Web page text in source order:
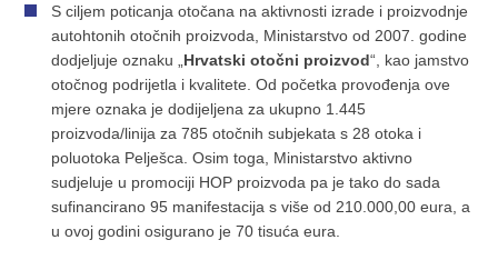
S ciljem poticanja otočana na aktivnosti izrade i proizvodnje
autohtonih otočnih proizvoda, Ministarstvo od 2007. godine
dodjeljuje oznaku „Hrvatski otočni proizvod“, kao jamstvo
otočnog podrijetla i kvalitete. Od početka provođenja ove
mjere oznaka je dodijeljena za ukupno 1.445
proizvoda/linija za 785 otočnih subjekata s 28 otoka i
poluotoka Pelješca. Osim toga, Ministarstvo aktivno
sudjeluje u promociji HOP proizvoda pa je tako do sada
sufinancirano 95 manifestacija s više od 210.000,00 eura, a
u ovoj godini osigurano je 70 tisuća eura.